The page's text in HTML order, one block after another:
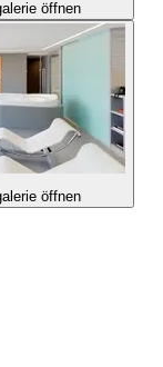
öffnen
öffnen